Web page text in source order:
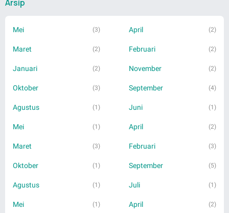
Arsip
Mei (3) April (2)
Maret (2) Februari (2)
Januari (2) November (2)
Oktober (3) September (4)
Agustus (1) Juni (1)
Mei (1) April (2)
Maret (3) Februari (3)
Oktober (1) September (5)
Agustus (1) Juli (1)
Mei (1) April (2)